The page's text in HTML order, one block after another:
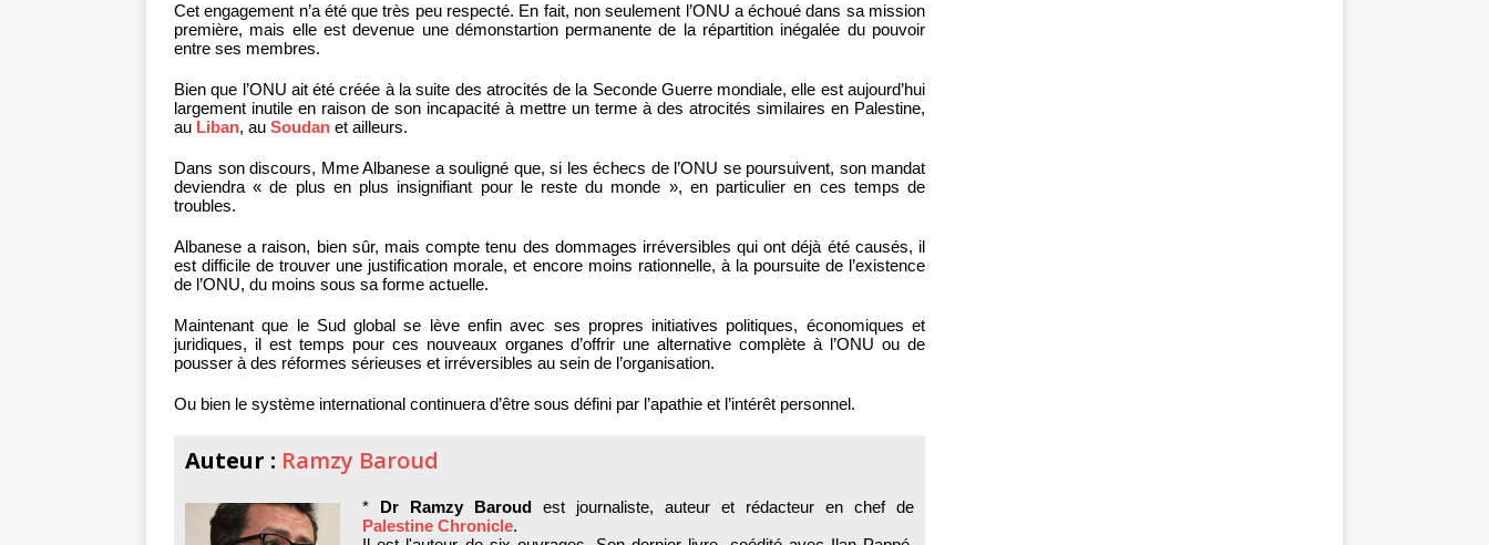
Cet engagement n’a été que très peu respecté. En fait, non seulement l’ONU a échoué dans sa mission
première, mais elle est devenue une démonstartion permanente de la répartition inégalée du pouvoir
entre ses membres.
Bien que l’ONU ait été créée à la suite des atrocités de la Seconde Guerre mondiale, elle est aujourd’hui
largement inutile en raison de son incapacité à mettre un terme à des atrocités similaires en Palestine,
au Liban, au Soudan et ailleurs.
Dans son discours, Mme Albanese a souligné que, si les échecs de l’ONU se poursuivent, son mandat
deviendra « de plus en plus insignifiant pour le reste du monde », en particulier en ces temps de
troubles.
Albanese a raison, bien sûr, mais compte tenu des dommages irréversibles qui ont déjà été causés, il
est difficile de trouver une justification morale, et encore moins rationnelle, à la poursuite de l’existence
de l’ONU, du moins sous sa forme actuelle.
Maintenant que le Sud global se lève enfin avec ses propres initiatives politiques, économiques et
juridiques, il est temps pour ces nouveaux organes d’offrir une alternative complète à l’ONU ou de
pousser à des réformes sérieuses et irréversibles au sein de l’organisation.
Ou bien le système international continuera d’être sous défini par l’apathie et l’intérêt personnel.
Auteur : Ramzy Baroud
* Dr Ramzy Baroud est journaliste, auteur et rédacteur en chef de
Palestine Chronicle.